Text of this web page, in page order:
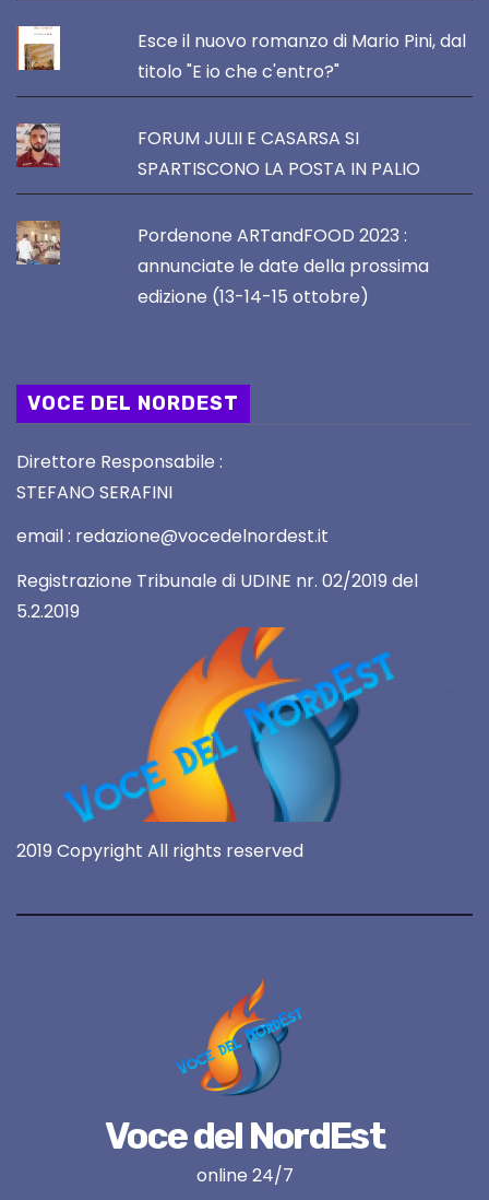
Esce il nuovo romanzo di Mario Pini, dal
titolo "E io che c'entro?"
FORUM JULII E CASARSA SI
SPARTISCONO LA POSTA IN PALIO
Pordenone ARTandFOOD 2023 :
annunciate le date della prossima
edizione (13-14-15 ottobre)
VOCE DEL NORDEST
Direttore Responsabile :
STEFANO SERAFINI
email : redazione@vocedelnordest.it
Registrazione Tribunale di UDINE nr. 02/2019 del
5.2.2019
2019 Copyright All rights reserved
Voce del NordEst
online 24/7